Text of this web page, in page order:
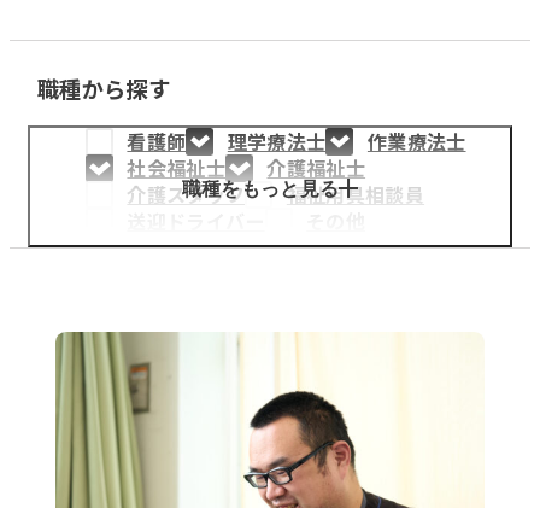
採用情報
医療・介護事業
募集職種
お知らせ
ENTRY
職種から探す
看護師 理学療法士
作業療法士
社会福祉士
介護福祉士
介護スタッフ
福祉用具相談員
職種をもっと見る